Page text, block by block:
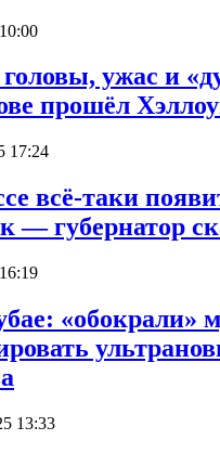
ужас и
прошёл
17:24
всё-таки
— губернатор
«обокрали»
13:33